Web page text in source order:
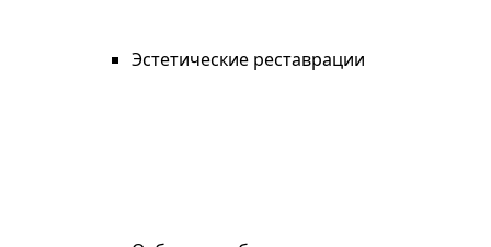
Эстетические реставрации